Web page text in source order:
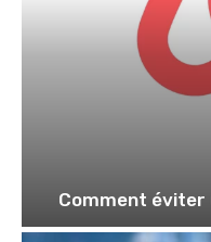
Comment éviter